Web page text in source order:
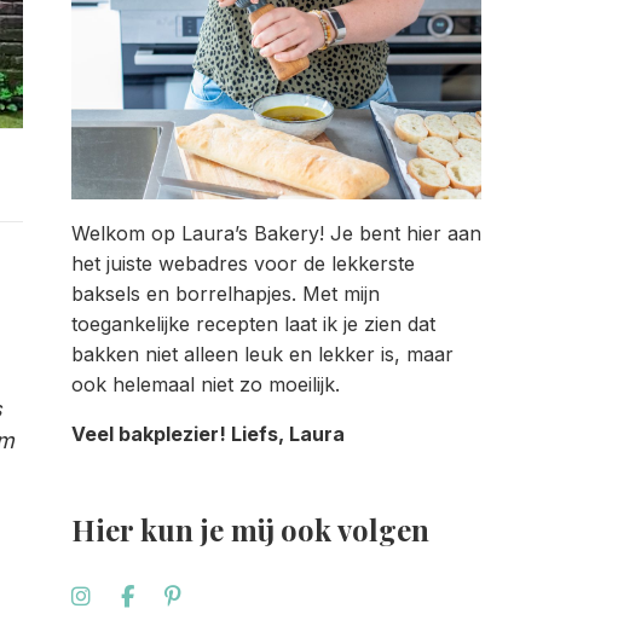
Welkom op Laura’s Bakery! Je bent hier aan
het juiste webadres voor de lekkerste
baksels en borrelhapjes. Met mijn
toegankelijke recepten laat ik je zien dat
bakken niet alleen leuk en lekker is, maar
ook helemaal niet zo moeilijk.
Veel bakplezier! Liefs, Laura
Hier kun je mij ook volgen